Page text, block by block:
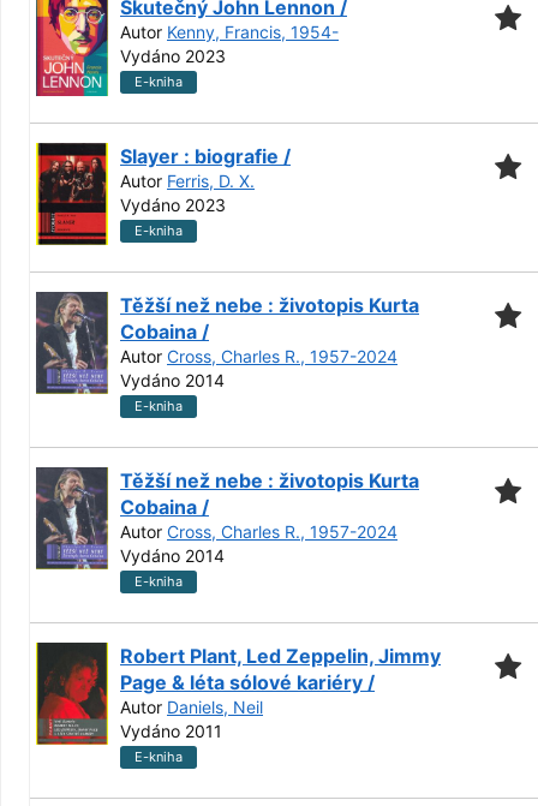
Skutečný John Lennon /
Autor Kenny, Francis, 1954-
Vydáno 2023
E-kniha
Slayer : biografie /
Autor Ferris, D. X.
Vydáno 2023
E-kniha
Těžší než nebe : životopis Kurta
Cobaina /
Autor Cross, Charles R., 1957-2024
Vydáno 2014
E-kniha
Těžší než nebe : životopis Kurta
Cobaina /
Autor Cross, Charles R., 1957-2024
Vydáno 2014
E-kniha
Robert Plant, Led Zeppelin, Jimmy
Page & léta sólové kariéry /
Autor Daniels, Neil
Vydáno 2011
E-kniha